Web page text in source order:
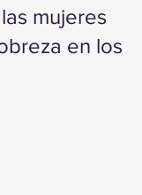
mujeres
en los